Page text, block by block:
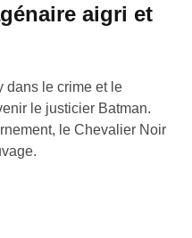
aigri et
dans le crime et le
le justicier Batman.
le Chevalier Noir